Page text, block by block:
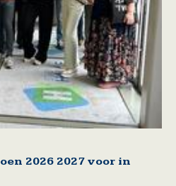
2026 2027 voor in